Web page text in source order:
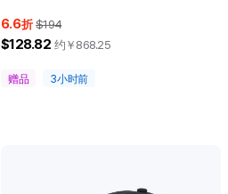
6.6折 $194
$128.82 约￥ 868.25
赠品 3小时前